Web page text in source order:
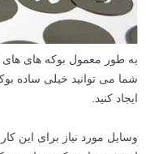
محیط کاملا متفاوتی برای
خورشید یک محیط جذاب و